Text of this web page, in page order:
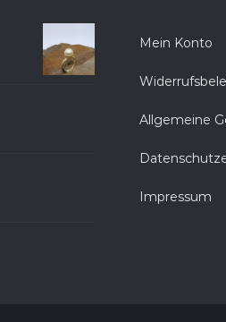
Mein Konto
Allgemeine
Impressum